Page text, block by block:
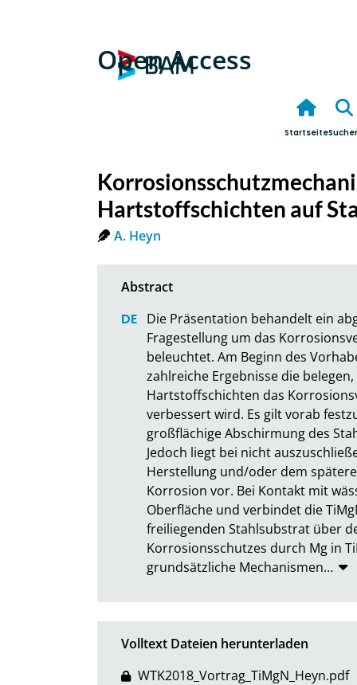
Open Access
Startseite
Hartstoffschichten auf
A. Heyn
Die Präsentation behandelt ein
Fragestellung um das
beleuchtet. Am Beginn des
zahlreiche Ergebnisse die
Hartstoffschichten das
verbessert wird. Es gilt vorab
großflächige Abschirmung des
Jedoch liegt bei nicht
Herstellung und/oder dem
Korrosion vor. Bei Kontakt mit
Oberfläche und verbindet die
freiliegenden Stahlsubstrat über
Korrosionsschutzes durch Mg in
grundsätzliche Mechanismen…
Volltext Dateien herunterladen
WTK2018_Vortrag_TiMgN_Heyn.pdf